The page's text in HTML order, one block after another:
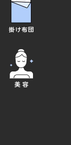
掛け布団
美 容